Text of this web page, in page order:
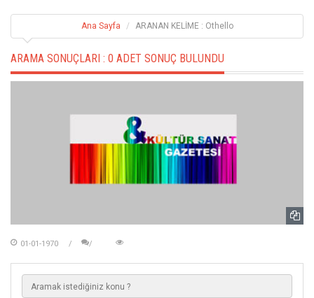
Ana Sayfa ARANAN KELİME : Othello
ARAMA SONUÇLARI : 0 ADET SONUÇ BULUNDU
01-01-1970